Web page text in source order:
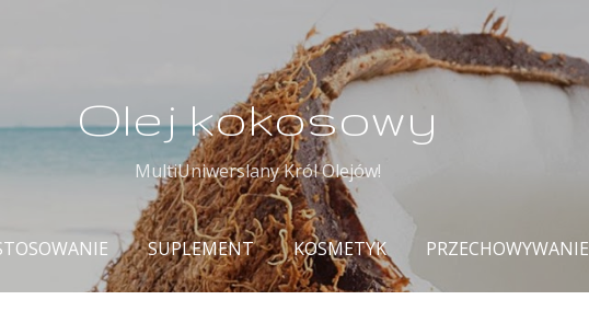
Przejdź do głównej zawartości
Olej kokosowy
MultiUniwerslany Król Olejów!
SUPLEMENT KOSMETYK PRZECHOWYWANIE